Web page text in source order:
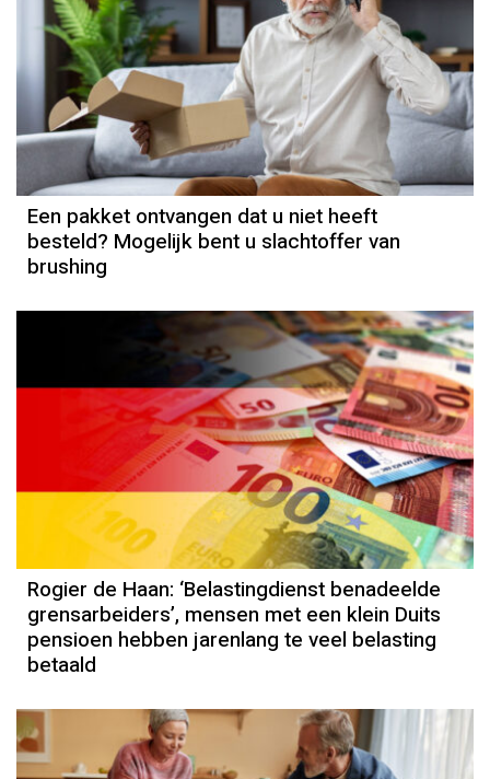
Een pakket ontvangen dat u niet heeft
besteld? Mogelijk bent u slachtoffer van
brushing
Column
Rogier de Haan
Rogier de Haan: ‘Belastingdienst benadeelde
grensarbeiders’, mensen met een klein Duits
pensioen hebben jarenlang te veel belasting
betaald